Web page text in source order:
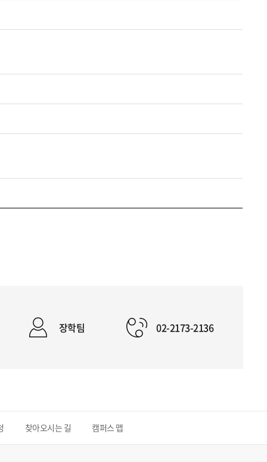
장학팀 02-2173-2136
찾아오시는 길 캠퍼스 맵